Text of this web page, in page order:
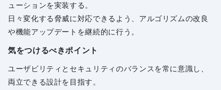
ューションを実装する。
日々変化する脅威に対応できるよう、アルゴリズムの改良
や機能アップデートを継続的に行う。
気をつけるべきポイント
ユーザビリティとセキュリティのバランスを常に意識し、
両立できる設計を目指す。